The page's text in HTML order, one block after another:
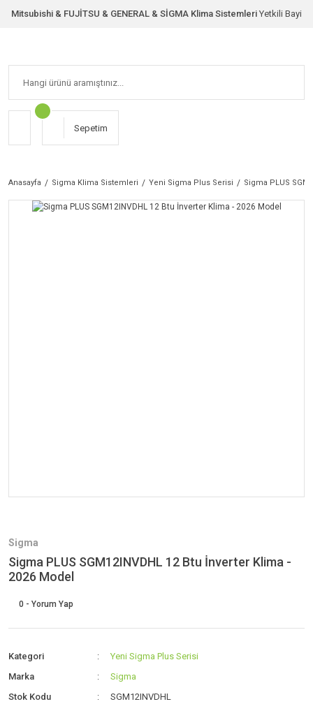
Mitsubishi & FUJİTSU & GENERAL & SİGMA Klima Sistemleri Yetkili Bayi
Sepetim
Anasayfa Sigma Klima Sistemleri Yeni Sigma Plus Serisi Sigma PLUS
Sigma
Sigma PLUS SGM12INVDHL 12 Btu İnverter Klima -
2026 Model
0 - Yorum Yap
Kategori
Yeni Sigma Plus Serisi
Marka
Sigma
Stok Kodu
SGM12INVDHL